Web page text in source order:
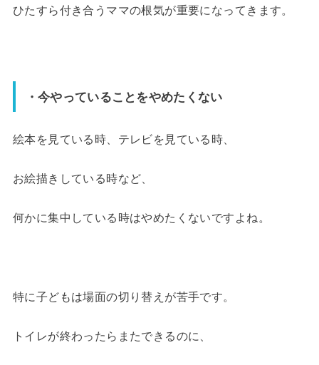
ひたすら付き合うママの根気が重要になってきます。
・今やっていることをやめたくない
絵本を見ている時、テレビを見ている時、
お絵描きしている時など、
何かに集中している時はやめたくないですよね。
特に子どもは場面の切り替えが苦手です。
トイレが終わったらまたできるのに、